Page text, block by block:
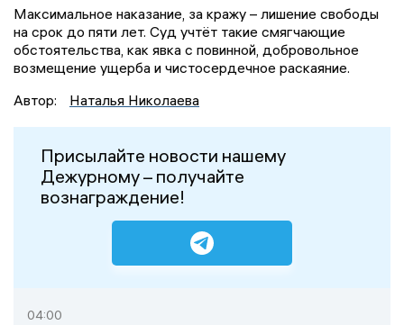
Максимальное наказание, за кражу – лишение свободы
на срок до пяти лет. Суд учтёт такие смягчающие
обстоятельства, как явка с повинной, добровольное
возмещение ущерба и чистосердечное раскаяние.
Автор:
Наталья Николаева
Присылайте новости нашему
Дежурному – получайте
вознаграждение!
04:00